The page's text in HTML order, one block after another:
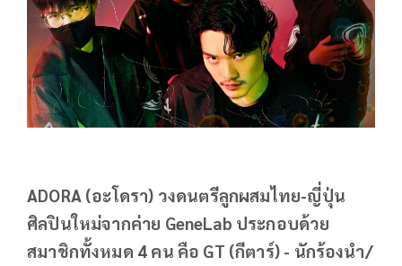
ADORA (อะโดรา) วงดนตรีลูกผสมไทย-ญี่ปุ่น
ศิลปินใหม่จากค่าย GeneLab ประกอบด้วย
สมาชิกทั้งหมด 4 คน คือ GT (กีตาร์) - นักร้องนำ/